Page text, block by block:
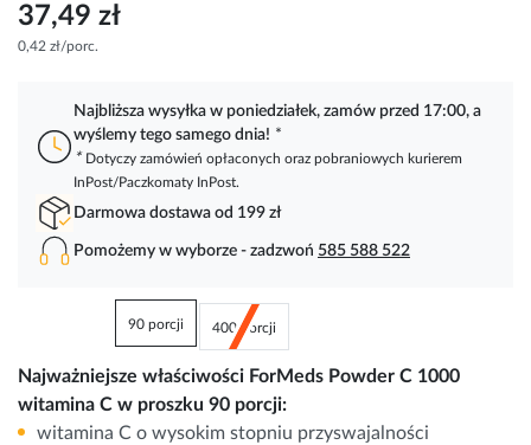
37,49 zł
0,42 zł/porc.
Najbliższa wysyłka w poniedziałek, zamów przed 17:00, a
wyślemy tego samego dnia! *
* Dotyczy zamówień opłaconych oraz pobraniowych kurierem
InPost/Paczkomaty InPost.
Darmowa dostawa od 199 zł
Pomożemy w wyborze - zadzwoń 585 588 522
90 porcji 400 porcji
Najważniejsze właściwości ForMeds Powder C 1000
witamina C w proszku 90 porcji:
witamina C o wysokim stopniu przyswajalności